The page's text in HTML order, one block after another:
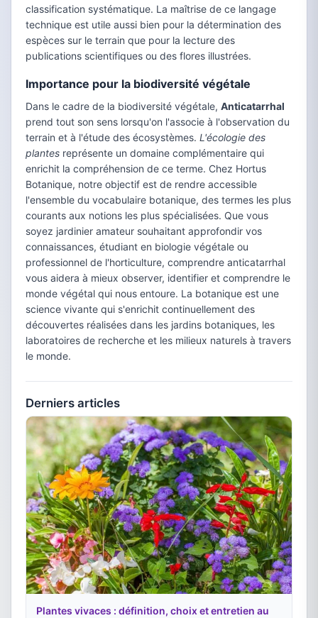
classification systématique. La maîtrise de ce langage
technique est utile aussi bien pour la détermination des
espèces sur le terrain que pour la lecture des
publications scientifiques ou des flores illustrées.
Importance pour la biodiversité végétale
Dans le cadre de la biodiversité végétale, Anticatarrhal
prend tout son sens lorsqu'on l'associe à l'observation du
terrain et à l'étude des écosystèmes. L'écologie des
plantes représente un domaine complémentaire qui
enrichit la compréhension de ce terme. Chez Hortus
Botanique, notre objectif est de rendre accessible
l'ensemble du vocabulaire botanique, des termes les plus
courants aux notions les plus spécialisées. Que vous
soyez jardinier amateur souhaitant approfondir vos
connaissances, étudiant en biologie végétale ou
professionnel de l'horticulture, comprendre anticatarrhal
vous aidera à mieux observer, identifier et comprendre le
monde végétal qui nous entoure. La botanique est une
science vivante qui s'enrichit continuellement des
découvertes réalisées dans les jardins botaniques, les
laboratoires de recherche et les milieux naturels à travers
le monde.
Derniers articles
Plantes vivaces : définition, choix et entretien au